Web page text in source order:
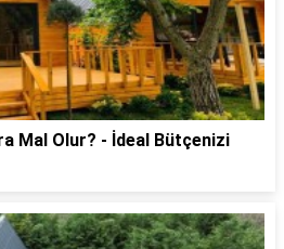
Mal Olur? - İdeal Bütçenizi